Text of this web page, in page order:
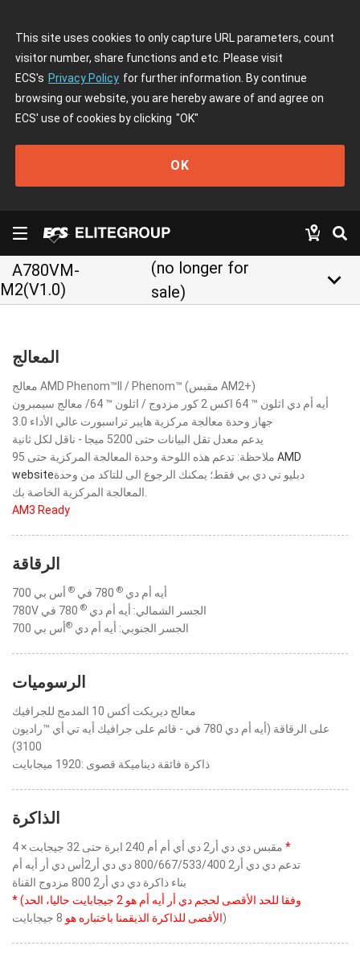
This site uses cookies to only capture URL parameters, count
visitor number, share functions and etc. Please visit
ECS's Privacy Policy for further information. By continue
browsing our website, you are hereby aware of and agree on
ECS' use of cookies by clicking "OK"
OK
A780VM-
M2(V1.0)
(no longer for
sale)
keyboard_arrow_down
المعالج
معالج AMD Phenom™II / Phenom™ (مقبس AM2+)
أيه أم دي اثلون ™ 64 اكس 2 كور مزدوج / اثلون ™ 64/ معالج سيمبرون
جهاز وحدة معالجة مركزية هايبر تراسبورت عالي الأداء 3.0
يدعم معدل تقل البيانات حتى 5200 ميجا - ناقل لكل ثانية
AMD
websiteدبليو تي دي بي فقط؛ يمكنك الرجوع الى للتاكد من وحدة
AM3 Ready
الرقاقة
أيه أم دي ®
® أس بي 700
780V الجسر الشمالي: أيه أم دي ®
الجسر الجنوبي: أيه أم دي ®أس بي 700
الرسوميات
معالج ديريكت أكس 10 المدمج للجرافيك
على الرقاقة (أيه أم دي 780 في - قائم على جرافيك أيه تي أي ™راديون
3100)
ذاكرة فائقة ديناميكة قصوى :1920 ميجابايت
الذاكرة
*
تدعم دي دي أر2 800/667/533/400 دي دي أر2أس دي أر أيه أم
بناء ذاكرة دي دي أر2 800 مزدوج القناة
* (وفقا للحد الأقصى لحجم دي أر أيه أم هو 2 جيجابايت حاليا، الحد
الأقصى للذاكرة الذيقمنا باختباره هو8 جيجابايت)